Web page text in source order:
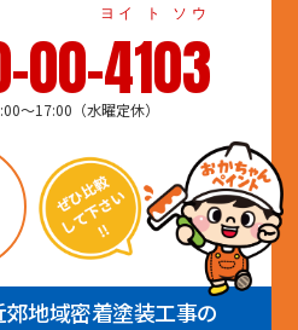
00-4103
ヨイ ト ソウ
～17:00（水曜定休）
地域密着塗装工事の